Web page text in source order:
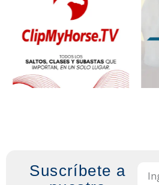
Suscríbete a